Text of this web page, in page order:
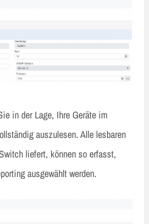
in der Lage, Ihre Geräte im
auszulesen. Alle lesbaren
liefert, können so erfasst,
ausgewählt werden.